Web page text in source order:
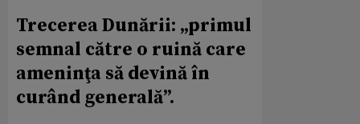
Trecerea Dunării: „primul
semnal către o ruină care
ameninţa să devină în
curând generală”.